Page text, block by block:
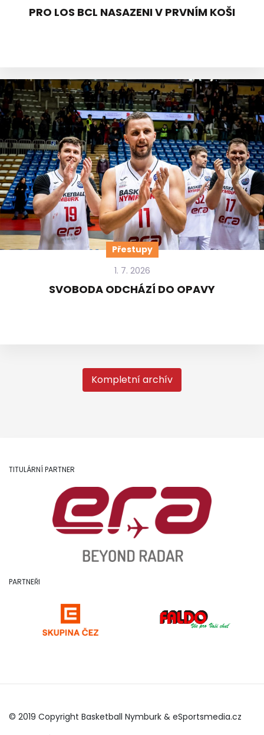
PRO LOS BCL NASAZENI V PRVNÍM KOŠI
Přestupy
1. 7. 2026
SVOBODA ODCHÁZÍ DO OPAVY
Kompletní archív
TITULÁRNÍ PARTNER
PARTNEŘI
© 2019 Copyright Basketball Nymburk & eSportsmedia.cz